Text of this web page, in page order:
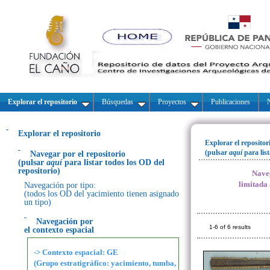
Explorar el repositorio Búsquedas Proyectos Publicaciones
Explorar el repositorio
Navegar por el repositorio
(pulsar aquí para listar todos los OD del
repositorio)
Navegación por tipo:
(todos los OD del yacimiento tienen asignado
un tipo)
Navegación por
el contexto espacial
-> Contexto espacial: GE
(Grupo estratigráfico: yacimiento, tumba,
Explorar el
(pulsar aquípara
limitada
1-6 of 6 results